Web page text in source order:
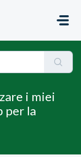
i miei
per la